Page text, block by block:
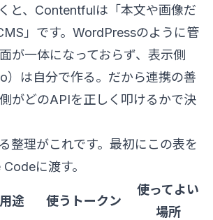
と、Contentfulは「本文や画像だ
」です。WordPressのように管
が一体になっておらず、表示側
）は自分で作る。だから連携の善
がどのAPIを正しく叩けるかで決
整理がこれです。最初にこの表を
に渡す。
用途 使うトークン
使ってよい
場所